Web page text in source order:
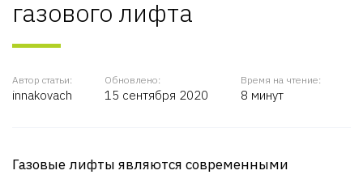
газового лифта
Автор статьи:
innakovach
Обновлено:
15 сентября 2020
Время на чтение:
8 минут
Газовые лифты являются современными